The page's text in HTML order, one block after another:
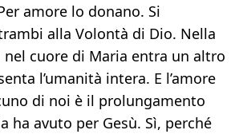
amore lo donano. Si
alla Volontà di Dio. Nella
cuore di Maria entra un altro
l’umanità intera. E l’amore
di noi è il prolungamento
ha avuto per Gesù. Sì, perché